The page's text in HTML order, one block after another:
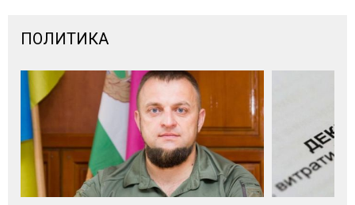
ПОЛИТИКА